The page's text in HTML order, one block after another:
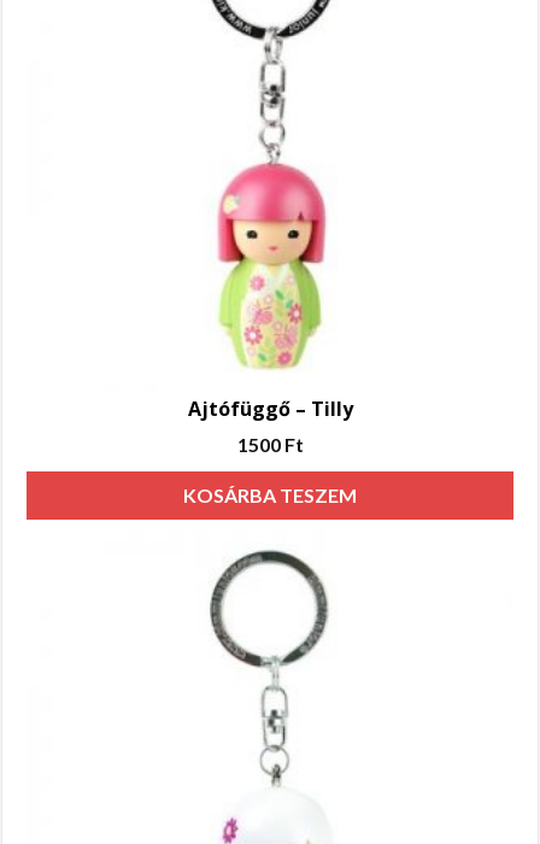
Ajtófüggő – Tilly
1500 Ft
KOSÁRBA TESZEM